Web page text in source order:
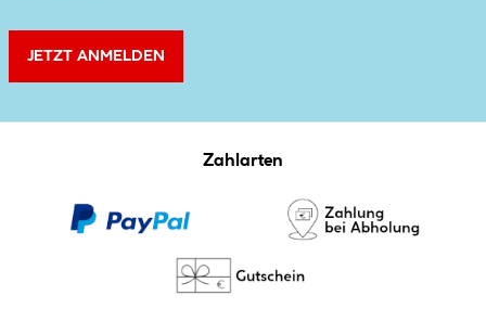
JETZT ANMELDEN
Zahlarten